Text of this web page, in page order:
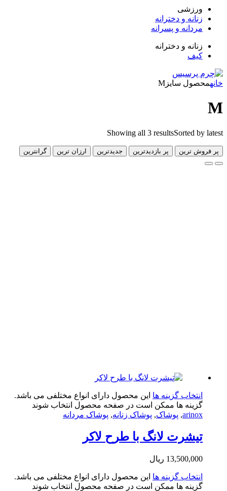
و دخترانه
و پسرانه
و دخترانه
سایزM
Showing all 3 resultsSorted
ترین پر بازدیدترین جدیدترین ارزان ترین گرانترین
گزینه ها این محصول دارای انواع مختلفی می باشد.
ها ممکن است در صفحه محصول انتخاب شوند
پوشاک,پوشاک زنانه,پوشاک مردانه
لانگ با طرح لاکر
ریال
گزینه ها این محصول دارای انواع مختلفی می باشد.
ها ممکن است در صفحه محصول انتخاب شوند